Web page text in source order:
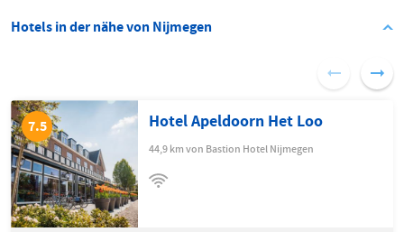
Hotels in der nähe von Nijmegen
7.5 Hotel Apeldoorn Het Loo
44,9 km von Bastion Hotel Nijmegen